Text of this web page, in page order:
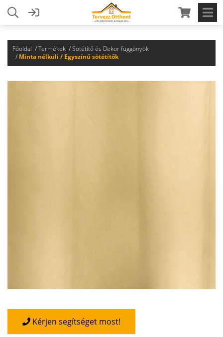
Főoldal Termékek
Sötétítő és Dekor függönyök
Minta nélküli / Egyszínű sötétítők
Kérjen segítséget most!